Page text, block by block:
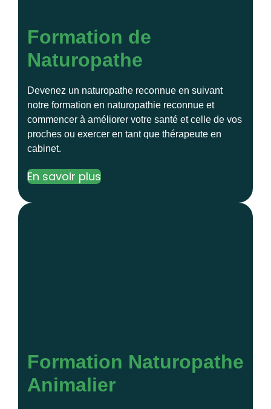
Formation de
Naturopathe
Devenez un naturopathe reconnue en suivant
notre formation en naturopathie reconnue et
commencer à améliorer votre santé et celle de vos
proches ou exercer en tant que thérapeute en
cabinet.
En savoir plus
Formation Naturopathe
Animalier